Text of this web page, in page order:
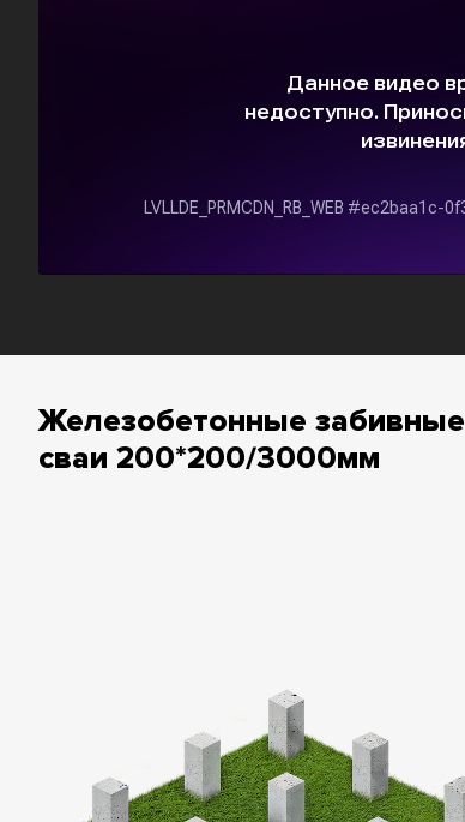
Железобетонные забивные
сваи 200*200/3000мм